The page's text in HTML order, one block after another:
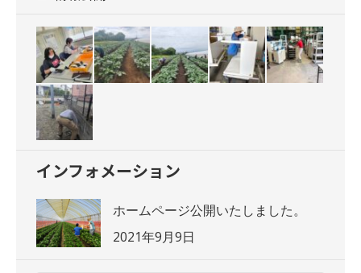
インフォメーション
ホームページ公開いたしました。
2021年9月9日